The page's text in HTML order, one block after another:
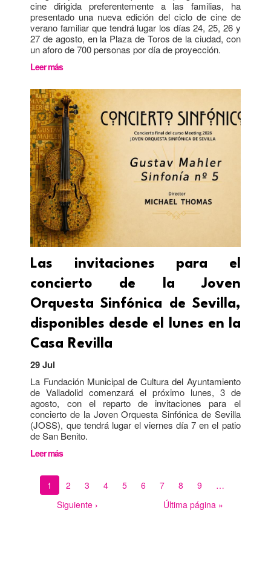
cine dirigida preferentemente a las familias, ha
presentado una nueva edición del ciclo de cine de
verano familiar que tendrá lugar los días 24, 25, 26 y
27 de agosto, en la Plaza de Toros de la ciudad, con
un aforo de 700 personas por día de proyección.
Leer más
Las invitaciones para el
concierto de la Joven
Orquesta Sinfónica de Sevilla,
disponibles desde el lunes en la
Casa Revilla
29 Jul
La Fundación Municipal de Cultura del Ayuntamiento
de Valladolid comenzará el próximo lunes, 3 de
agosto, con el reparto de invitaciones para el
concierto de la Joven Orquesta Sinfónica de Sevilla
(JOSS), que tendrá lugar el viernes día 7 en el patio
de San Benito.
Leer más
Paginación
Página
actual
1 Página
2 Página
3 Página
4 Página
5 Página
6 Página
7 Página
8 Página
9
…
Siguiente
Siguiente ›
Última
Última página »